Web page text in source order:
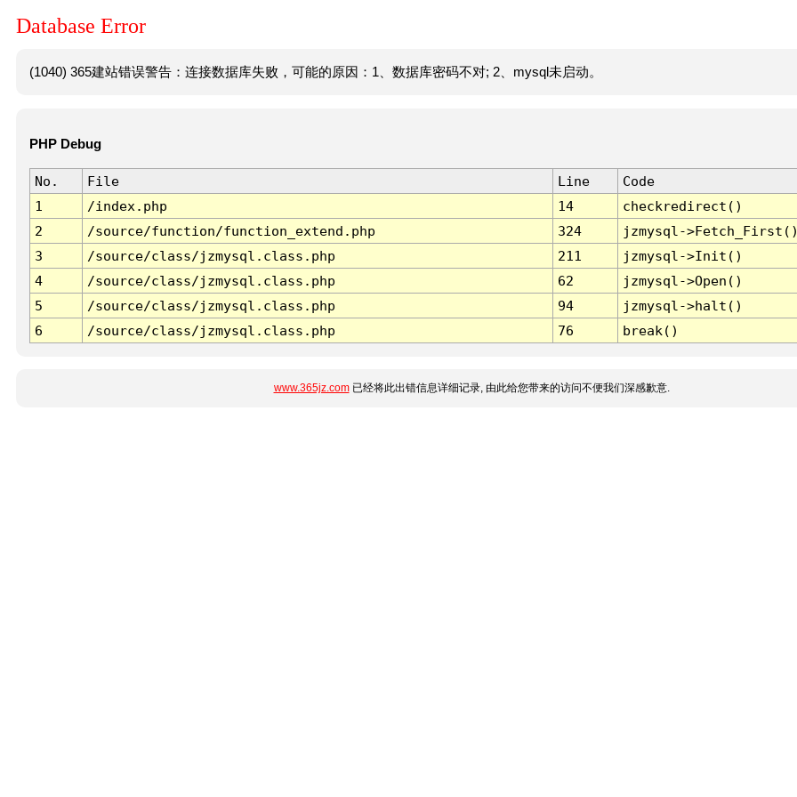
Database Error
(1040) 365建站错误警告：连接数据库失败，可能的原因：1、数据库密码不对; 2、mysql未启动。
PHP Debug
No. File Line
Code
1
/index.php 14
checkredirect()
2
/source/function/function_extend.php 324
jzmysql-
3
/source/class/jzmysql.class.php 211
jzmysql->Init()
4
/source/class/jzmysql.class.php 62
jzmysql->Open()
5
/source/class/jzmysql.class.php 94
jzmysql->halt()
6
/source/class/jzmysql.class.php 76 break()
www.365jz.com已经将此出错信息详细记录, 由此给您带来的访问不便我们深感歉意.